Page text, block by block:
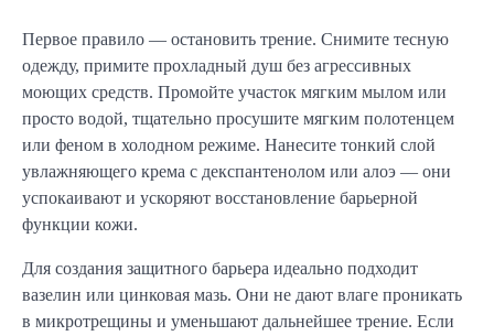
Первое правило — остановить трение. Снимите тесную
одежду, примите прохладный душ без агрессивных
моющих средств. Промойте участок мягким мылом или
просто водой, тщательно просушите мягким полотенцем
или феном в холодном режиме. Нанесите тонкий слой
увлажняющего крема с декспантенолом или алоэ — они
успокаивают и ускоряют восстановление барьерной
функции кожи.
Для создания защитного барьера идеально подходит
вазелин или цинковая мазь. Они не дают влаге проникать
в микротрещины и уменьшают дальнейшее трение. Если